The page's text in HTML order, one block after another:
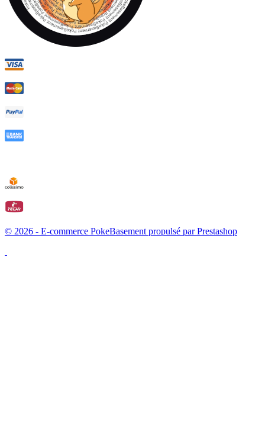
© 2026 - E-commerce PokeBasement propulsé par Prestashop